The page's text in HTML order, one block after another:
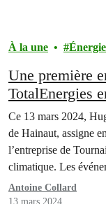
À la une Énergie
Une première
TotalEnergies
Ce 13 mars 2024,
de Hainaut, assigne
l’entreprise de
climatique. Les
ferme ces dernières
notamment des
Antoine Collard
13 mars 2024